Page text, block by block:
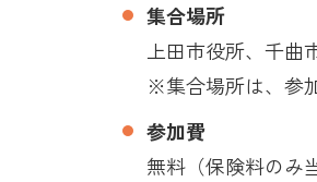
集合場所
上田市役所、千曲
※集合場所は、参
参加費
無料（保険料のみ